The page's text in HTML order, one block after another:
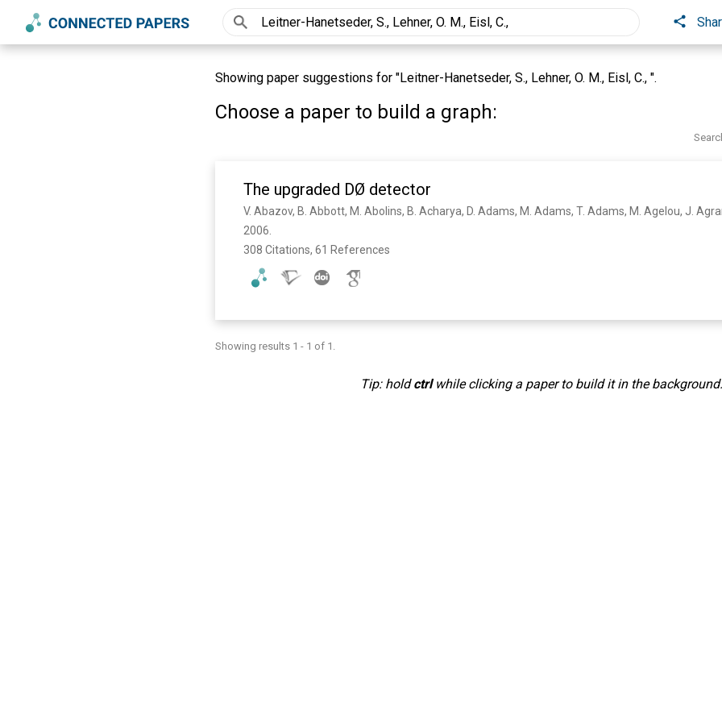
Showing paper suggestions for "Leitner-Hanetseder, S., Lehner, O. M., Eisl, C., ".
Choose a paper to build a graph:
The upgraded DØ detector
2006.
308 Citations, 61 References
Showing results 1 - 1 of 1.
Tip: holdctrlwhile clicking a paper to build it in the background.